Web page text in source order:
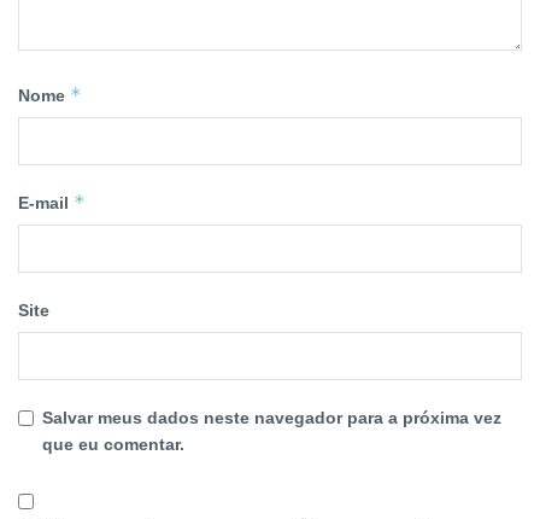
Nome *
E-mail *
Site
Salvar meus dados neste navegador para a próxima vez
que eu comentar.